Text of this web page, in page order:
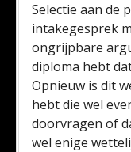
Selectie aan de
intakegesprek
ongrijpbare
diploma hebt
Opnieuw is dit
hebt die wel
doorvragen of
wel enige